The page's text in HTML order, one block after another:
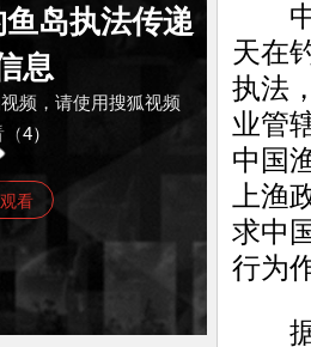
岛执法传递
息
频，请使用搜狐视频
4）
看
中
天在
执法
业管
中国
上渔
求中
行为
据